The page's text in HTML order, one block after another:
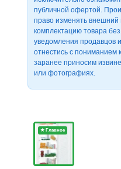
публичной офертой.
право изменять внешний
комплектацию товара
уведомления продавцов
отнестись с
заранее приносим
или фотографиях.
★ Главное